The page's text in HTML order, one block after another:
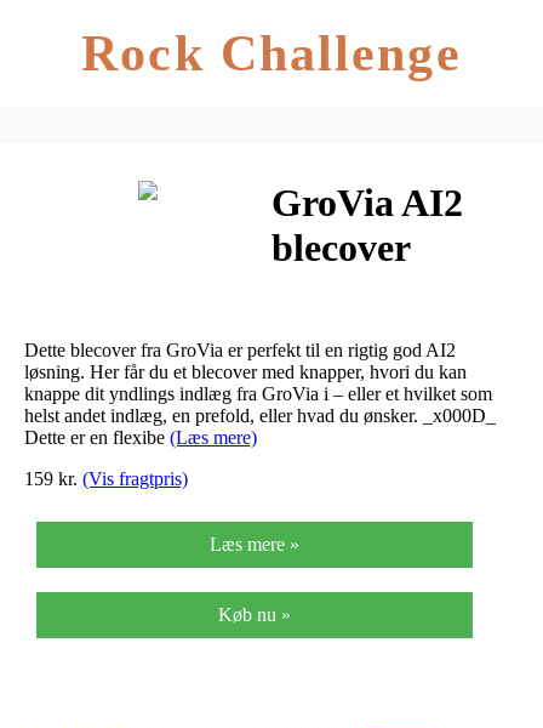
Rock Challenge
GroVia AI2
blecover
knapper –
Grapefruit
Stars
Dette blecover fra GroVia er perfekt til en rigtig god AI2
løsning. Her får du et blecover med knapper, hvori du kan
knappe dit yndlings indlæg fra GroVia i – eller et hvilket som
helst andet indlæg, en prefold, eller hvad du ønsker. _x000D_
Dette er en flexibe (Læs mere)
159 kr. (Vis fragtpris)
Læs mere »
Køb nu »